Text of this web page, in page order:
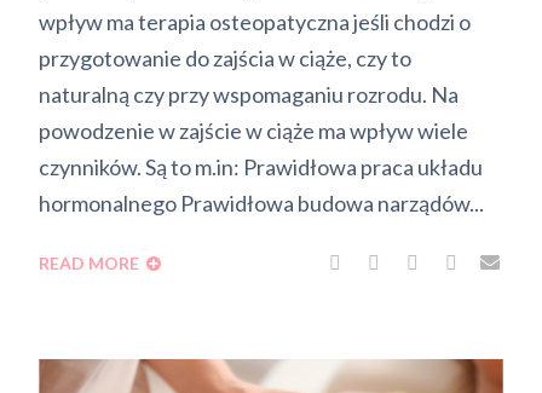
wpływ ma terapia osteopatyczna jeśli chodzi o
przygotowanie do zajścia w ciąże, czy to
naturalną czy przy wspomaganiu rozrodu. Na
powodzenie w zajście w ciąże ma wpływ wiele
czynników. Są to m.in: Prawidłowa praca układu
hormonalnego Prawidłowa budowa narządów...
READ MORE